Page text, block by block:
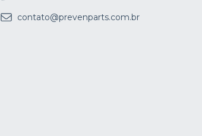
contato@prevenparts.com.br